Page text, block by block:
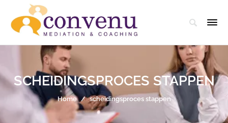
SCHEIDINGSPROCES STAPPEN
Home / scheidingsproces stappen